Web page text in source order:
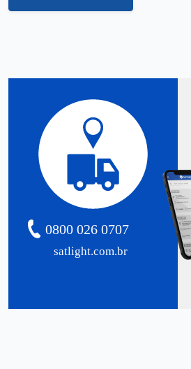
satlight.com.br
0800 026 0707